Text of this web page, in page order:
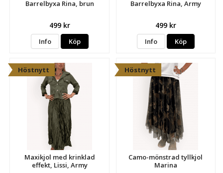
Barrelbyxa Rina, brun
499 kr
Info Köp
Barrelbyxa Rina, Army
499 kr
Info Köp
Höstnytt
Maxikjol med krinklad
effekt, Lissi, Army
Höstnytt
Camo-mönstrad tyllkjol
Marina